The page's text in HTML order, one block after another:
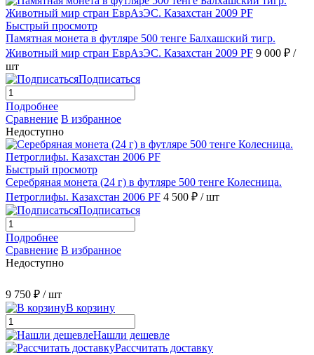
Быстрый просмотр
Памятная монета в футляре 500 тенге Балхашский тигр.
Животный мир стран ЕврАзЭС. Казахстан 2009 PF 9 000 ₽ /
шт
Подписаться
Подробнее
Сравнение В избранное
Недоступно
Быстрый просмотр
Серебряная монета (24 г) в футляре 500 тенге Колесница.
Петроглифы. Казахстан 2006 PF 4 500 ₽ / шт
Подписаться
Подробнее
Сравнение В избранное
Недоступно
9 750 ₽ / шт
В корзину
Нашли дешевле
Рассчитать доставку